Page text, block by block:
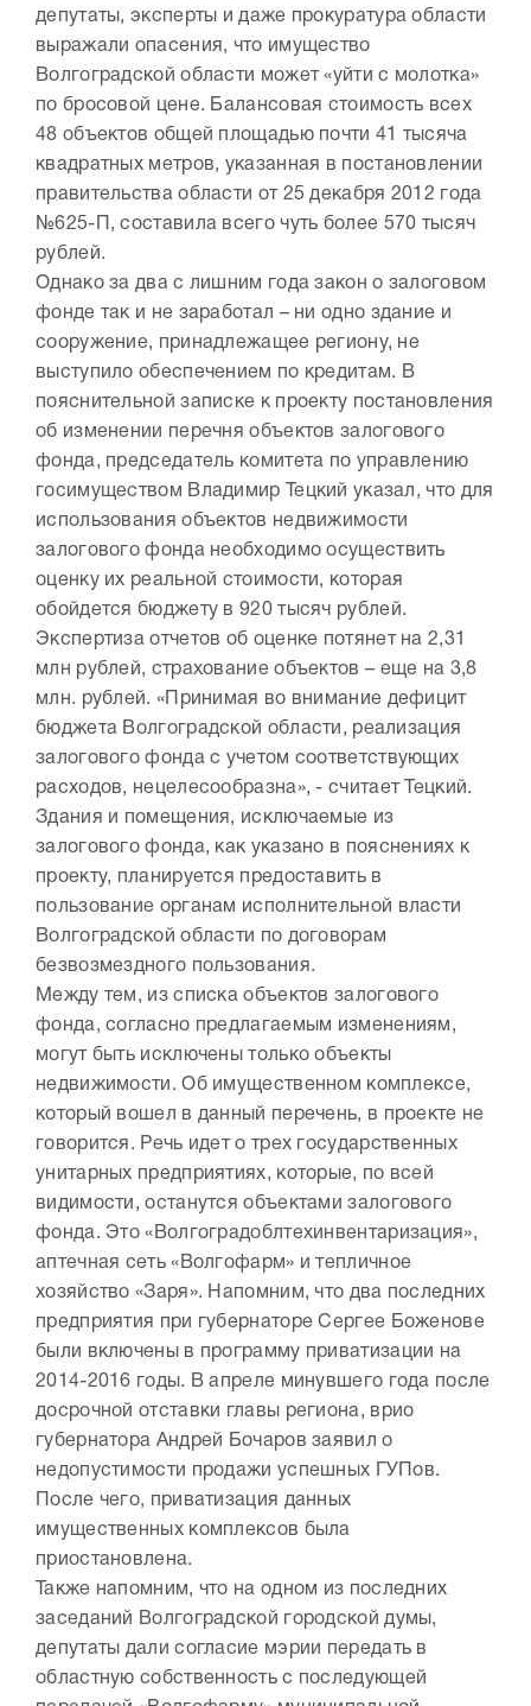
депутаты, эксперты и даже прокуратура области
выражали опасения, что имущество
Волгоградской области может «уйти с молотка»
по бросовой цене. Балансовая стоимость всех
48 объектов общей площадью почти 41 тысяча
квадратных метров, указанная в постановлении
правительства области от 25 декабря 2012 года
№625-П, составила всего чуть более 570 тысяч
рублей.
Однако за два с лишним года закон о залоговом
фонде так и не заработал – ни одно здание и
сооружение, принадлежащее региону, не
выступило обеспечением по кредитам. В
пояснительной записке к проекту постановления
об изменении перечня объектов залогового
фонда, председатель комитета по управлению
госимуществом Владимир Тецкий указал, что для
использования объектов недвижимости
залогового фонда необходимо осуществить
оценку их реальной стоимости, которая
обойдется бюджету в 920 тысяч рублей.
Экспертиза отчетов об оценке потянет на 2,31
млн рублей, страхование объектов – еще на 3,8
млн. рублей. «Принимая во внимание дефицит
бюджета Волгоградской области, реализация
залогового фонда с учетом соответствующих
расходов, нецелесообразна», - считает Тецкий.
Здания и помещения, исключаемые из
залогового фонда, как указано в пояснениях к
проекту, планируется предоставить в
пользование органам исполнительной власти
Волгоградской области по договорам
безвозмездного пользования.
Между тем, из списка объектов залогового
фонда, согласно предлагаемым изменениям,
могут быть исключены только объекты
недвижимости. Об имущественном комплексе,
который вошел в данный перечень, в проекте не
говорится. Речь идет о трех государственных
унитарных предприятиях, которые, по всей
видимости, останутся объектами залогового
фонда. Это «Волгоградоблтехинвентаризация»,
аптечная сеть «Волгофарм» и тепличное
хозяйство «Заря». Напомним, что два последних
предприятия при губернаторе Сергее Боженове
были включены в программу приватизации на
2014-2016 годы. В апреле минувшего года после
досрочной отставки главы региона, врио
губернатора Андрей Бочаров заявил о
недопустимости продажи успешных ГУПов.
После чего, приватизация данных
имущественных комплексов была
приостановлена.
Также напомним, что на одном из последних
заседаний Волгоградской городской думы,
депутаты дали согласие мэрии передать в
областную собственность с последующей